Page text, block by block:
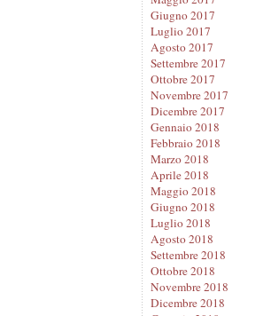
Giugno 2017
Luglio 2017
Agosto 2017
Settembre 2017
Ottobre 2017
Novembre 2017
Dicembre 2017
Gennaio 2018
Febbraio 2018
Marzo 2018
Aprile 2018
Maggio 2018
Giugno 2018
Luglio 2018
Agosto 2018
Settembre 2018
Ottobre 2018
Novembre 2018
Dicembre 2018